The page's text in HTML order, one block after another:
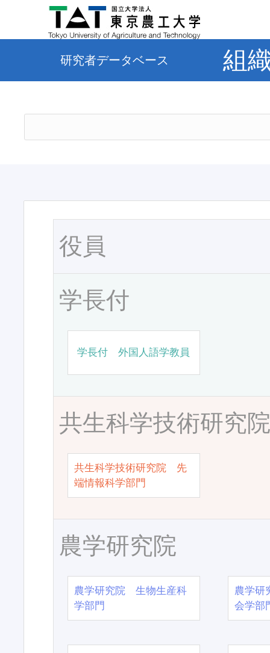
研究者データベース 組
役員
学長付
学長付 外国人語学教員
共生科学技術研究
共生科学技術研究院 先
端情報科学部門
農学研究院
農学研究院 生物生産科
学部門
農学
会学部